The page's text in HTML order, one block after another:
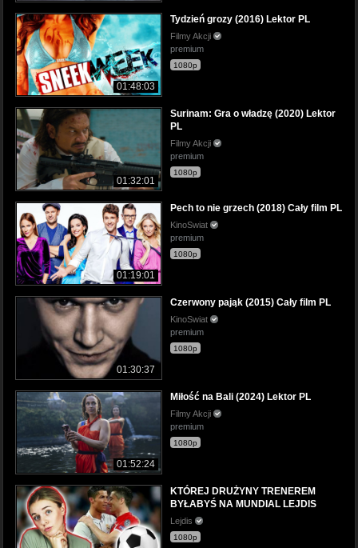
01:48:03
Tydzień grozy (2016) Lektor PL
Filmy Akcji
premium
1080p
01:32:01
Surinam: Gra o władzę (2020) Lektor
PL
Filmy Akcji
premium
1080p
01:19:01
Pech to nie grzech (2018) Cały film PL
KinoSwiat
premium
1080p
01:30:37
Czerwony pająk (2015) Cały film PL
KinoSwiat
premium
1080p
01:52:24
Miłość na Bali (2024) Lektor PL
Filmy Akcji
premium
1080p
KTÓREJ DRUŻYNY TRENEREM
BYŁABYŚ NA MUNDIAL LEJDIS
Lejdis
1080p